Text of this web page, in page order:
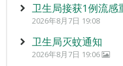
卫生局接获1例流感
2026年8月7日 19:08
卫生局灭蚊通知
2026年8月7日 19:06